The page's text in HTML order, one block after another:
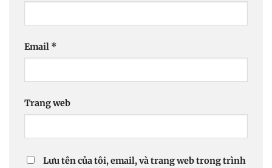
Email *
Trang web
Lưu tên của tôi, email, và trang web trong trình